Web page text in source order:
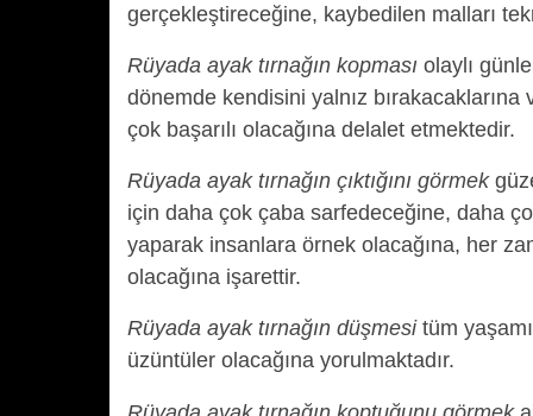
gerçekleştireceğine, kaybedilen malları
Rüyada ayak tırnağın kopması olaylı
dönemde kendisini yalnız
çok başarılı olacağına delalet etmektedir.
Rüyada ayak tırnağın çıktığını görmek
için daha çok çaba sarfedeceğine, daha
yaparak insanlara örnek olacağına, her
olacağına işarettir.
Rüyada ayak tırnağın düşmesitüm
üzüntüler olacağına yorulmaktadır.